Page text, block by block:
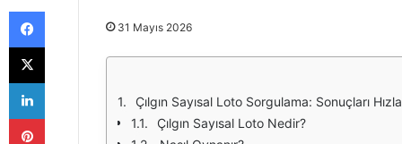
31 Mayıs 2026
Çılgın Sayısal Loto Sorgulama: Sonuçları
Çılgın Sayısal Loto Nedir?
Facebook
X
LinkedIn
Pinterest